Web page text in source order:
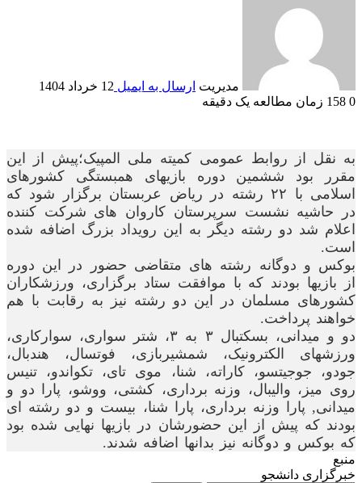
مدیریت ارسال به ایمیل 12 خرداد 1404
0
زمان مطالعه یک دقیقه
به نقل از روابط عمومی کمیته ملی المپیک؛پیش از این
مقرر بود ششمین دوره بازیهای همبستگی کشورهای
اسلامی با ۲۲ رشته در ریاض عربستان برگزار شود که
در حاشیه نشست سرپرستان کاروان های شرکت کننده
اعلام شد دو رشته دیگر به این رویداد بزرگ اضافه شده
است.
بوکس و دوگانه رشته های متقاضی حضور در این دوره
از بازیها بودند که با موافقت ستاد برگزاری، ورزشکاران
کشورهای مسلمان در این دو رشته نیز به رقابت با هم
خواهند پرداخت.
دو و میدانی، بسکتبال ۳ به ۳، شتر سواری، سوارکاری،
ورزشهای الکترونیک، شمشیربازی، فوتسال، هندبال،
جودو، جوجیتسو، کاراته، شنا، موی تای، تکواندو، تنیس
روی میز، والیبال، وزنه برداری، کشتی، ووشو، پارا دو و
میدانی, پارا وزنه برداری، پارا شنا، بیست و دو رشته ای
بودند که پیش از این حضورشان در بازیها نهایی شده بود
که بوکس و دوگانه نیز بدانها اضافه شدند.
منبع
خبرگزاری دانشجو